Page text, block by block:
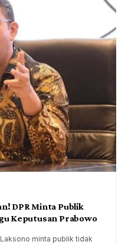
DPR Minta Publik
Keputusan Prabowo
minta publik tidak